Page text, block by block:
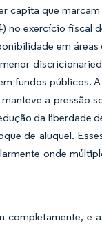
capita que
no exercício fiscal
em
fundos públicos.
a pressão
da liberdade
de aluguel.
onde
completamente, e